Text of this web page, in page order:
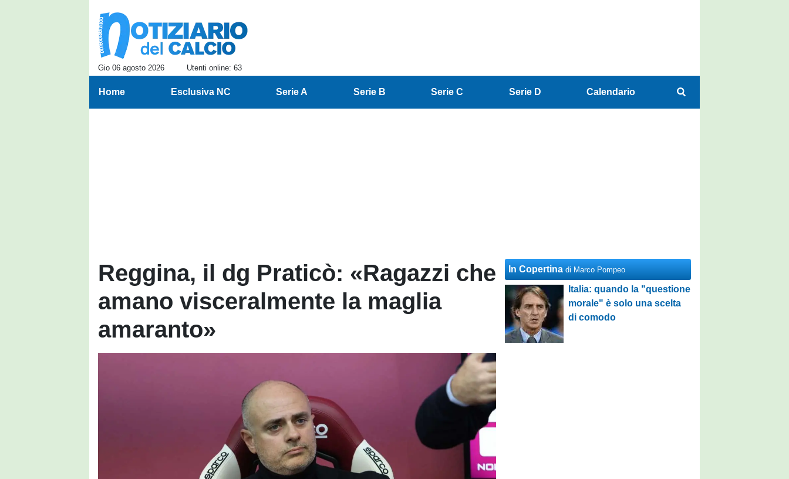
Gio 06 agosto 2026 Utenti online: 63
Home Esclusiva NC Serie A Serie B Serie C Serie D Calendario
Reggina, il dg Praticò: «Ragazzi che
amano visceralmente la maglia
amaranto»
In Copertina di Marco Pompeo
Italia: quando la "questione
morale" è solo una scelta
di comodo